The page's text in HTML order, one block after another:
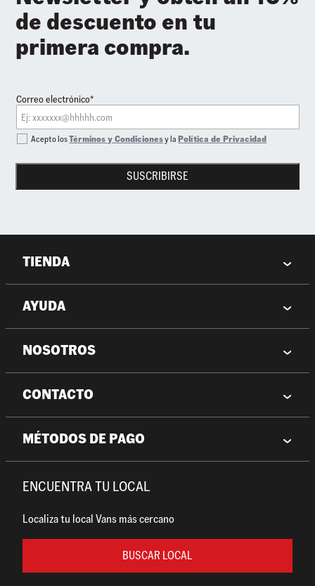
de descuento en tu
primera compra.
Correo electrónico*
SUSCRIBIRSE
Acepto losTérminos y Condicionesy laPolítica de Privacidad
TIENDA
AYUDA
NOSOTROS
CONTACTO
MÉTODOS DE PAGO
ENCUENTRA TU LOCAL
Localiza tu local Vans más cercano
BUSCAR LOCAL